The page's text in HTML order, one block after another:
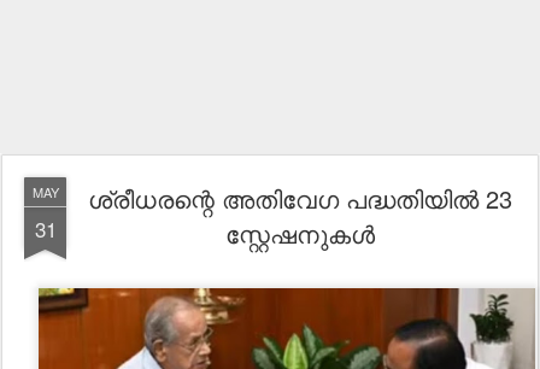
MAY
31
ശ്രീധരന്റെ അതിവേഗ പദ്ധതിയിൽ 23
സ്റ്റേഷനുകൾ